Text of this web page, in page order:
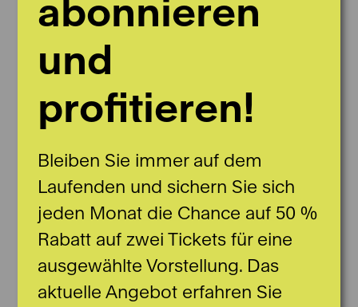
abonnieren
und
profitieren!
Bleiben Sie immer auf dem
Laufenden und sichern Sie sich
jeden Monat die Chance auf 50 %
Rabatt auf zwei Tickets für eine
ausgewählte Vorstellung. Das
aktuelle Angebot erfahren Sie